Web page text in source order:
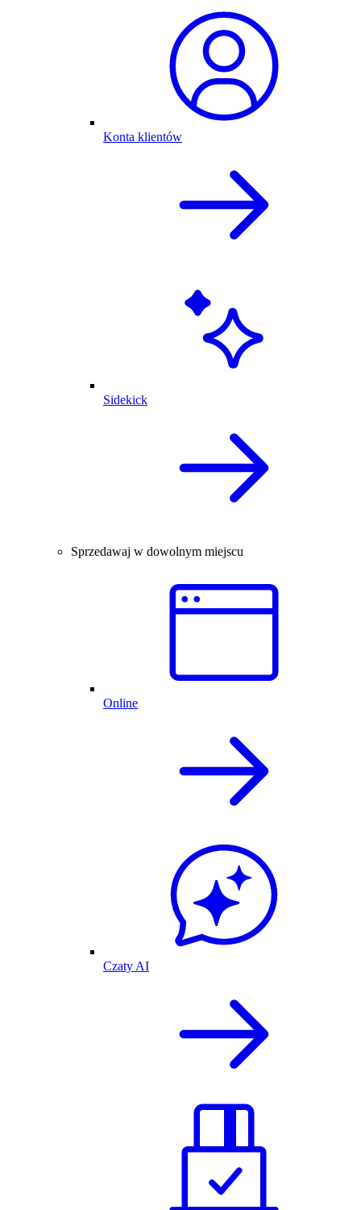
Konta klientów
Sidekick
Sprzedawaj w dowolnym miejscu
Online
Czaty AI